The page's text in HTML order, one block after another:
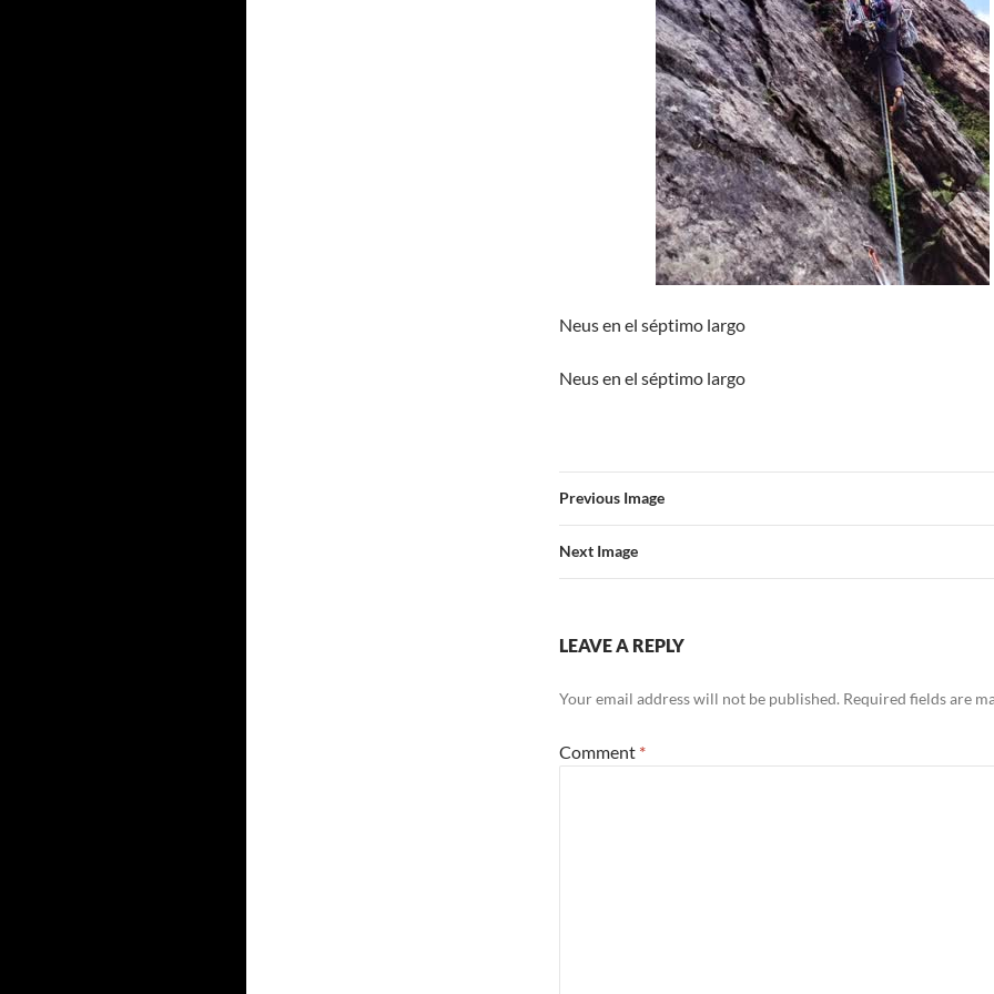
Neus en el séptimo largo
Neus en el séptimo largo
Previous Image
Next Image
LEAVE A REPLY
Your email address will not be published. Required fields are
Comment *